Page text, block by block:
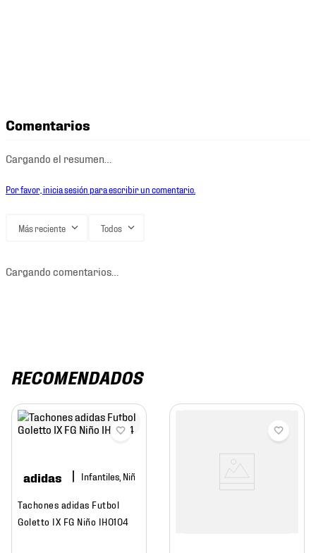
Comentarios
Cargando el resumen…
Por favor, inicia sesión para escribir un comentario.
Más reciente Todos
Cargando comentarios…
RECOMENDADOS
adidas Infantiles, Niño
Tachones adidas Futbol
Goletto IX FG Niño IH0104